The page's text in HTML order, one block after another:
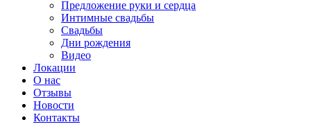
Предложение руки и сердца
Интимные свадьбы
Свадьбы
Дни рождения
Видео
Локации
О нас
Отзывы
Новости
Контакты